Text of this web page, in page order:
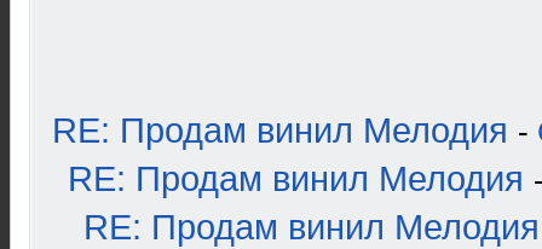
RE: Продам винил Мелодия -
RE: Продам винил Мелодия
RE: Продам винил Мелодия